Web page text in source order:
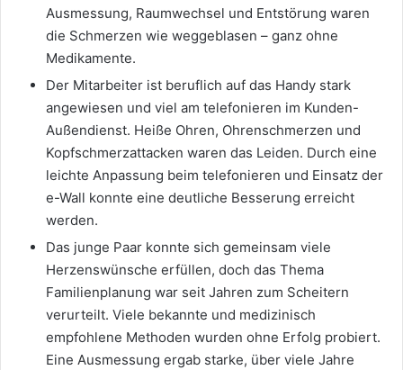
Ausmessung, Raumwechsel und Entstörung waren
die Schmerzen wie weggeblasen – ganz ohne
Medikamente.
Der Mitarbeiter ist beruflich auf das Handy stark
angewiesen und viel am telefonieren im Kunden-
Außendienst. Heiße Ohren, Ohrenschmerzen und
Kopfschmerzattacken waren das Leiden. Durch eine
leichte Anpassung beim telefonieren und Einsatz der
e-Wall konnte eine deutliche Besserung erreicht
werden.
Das junge Paar konnte sich gemeinsam viele
Herzenswünsche erfüllen, doch das Thema
Familienplanung war seit Jahren zum Scheitern
verurteilt. Viele bekannte und medizinisch
empfohlene Methoden wurden ohne Erfolg probiert.
Eine Ausmessung ergab starke, über viele Jahre